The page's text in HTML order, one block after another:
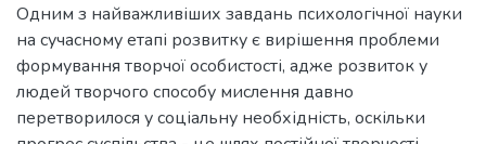
Одним з найважливіших завдань психологічної науки
на сучасному етапі розвитку є вирішення проблеми
формування творчої особистості, адже розвиток у
людей творчого способу мислення давно
перетворилося у соціальну необхідність, оскільки